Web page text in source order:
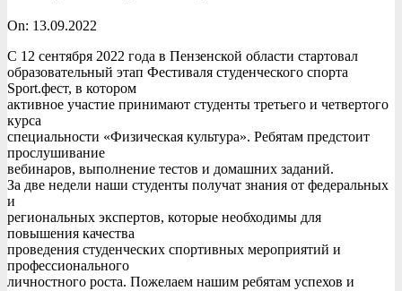
On: 13.09.2022
С 12 сентября 2022 года в Пензенской области стартовал
образовательный этап Фестиваля студенческого спорта
Sport.фест, в котором
активное участие принимают студенты третьего и четвертого
курса
специальности «Физическая культура». Ребятам предстоит
прослушивание
вебинаров, выполнение тестов и домашних заданий.
За две недели наши студенты получат знания от федеральных
и
региональных экспертов, которые необходимы для
повышения качества
проведения студенческих спортивных мероприятий и
профессионального
личностного роста. Пожелаем нашим ребятам успехов и